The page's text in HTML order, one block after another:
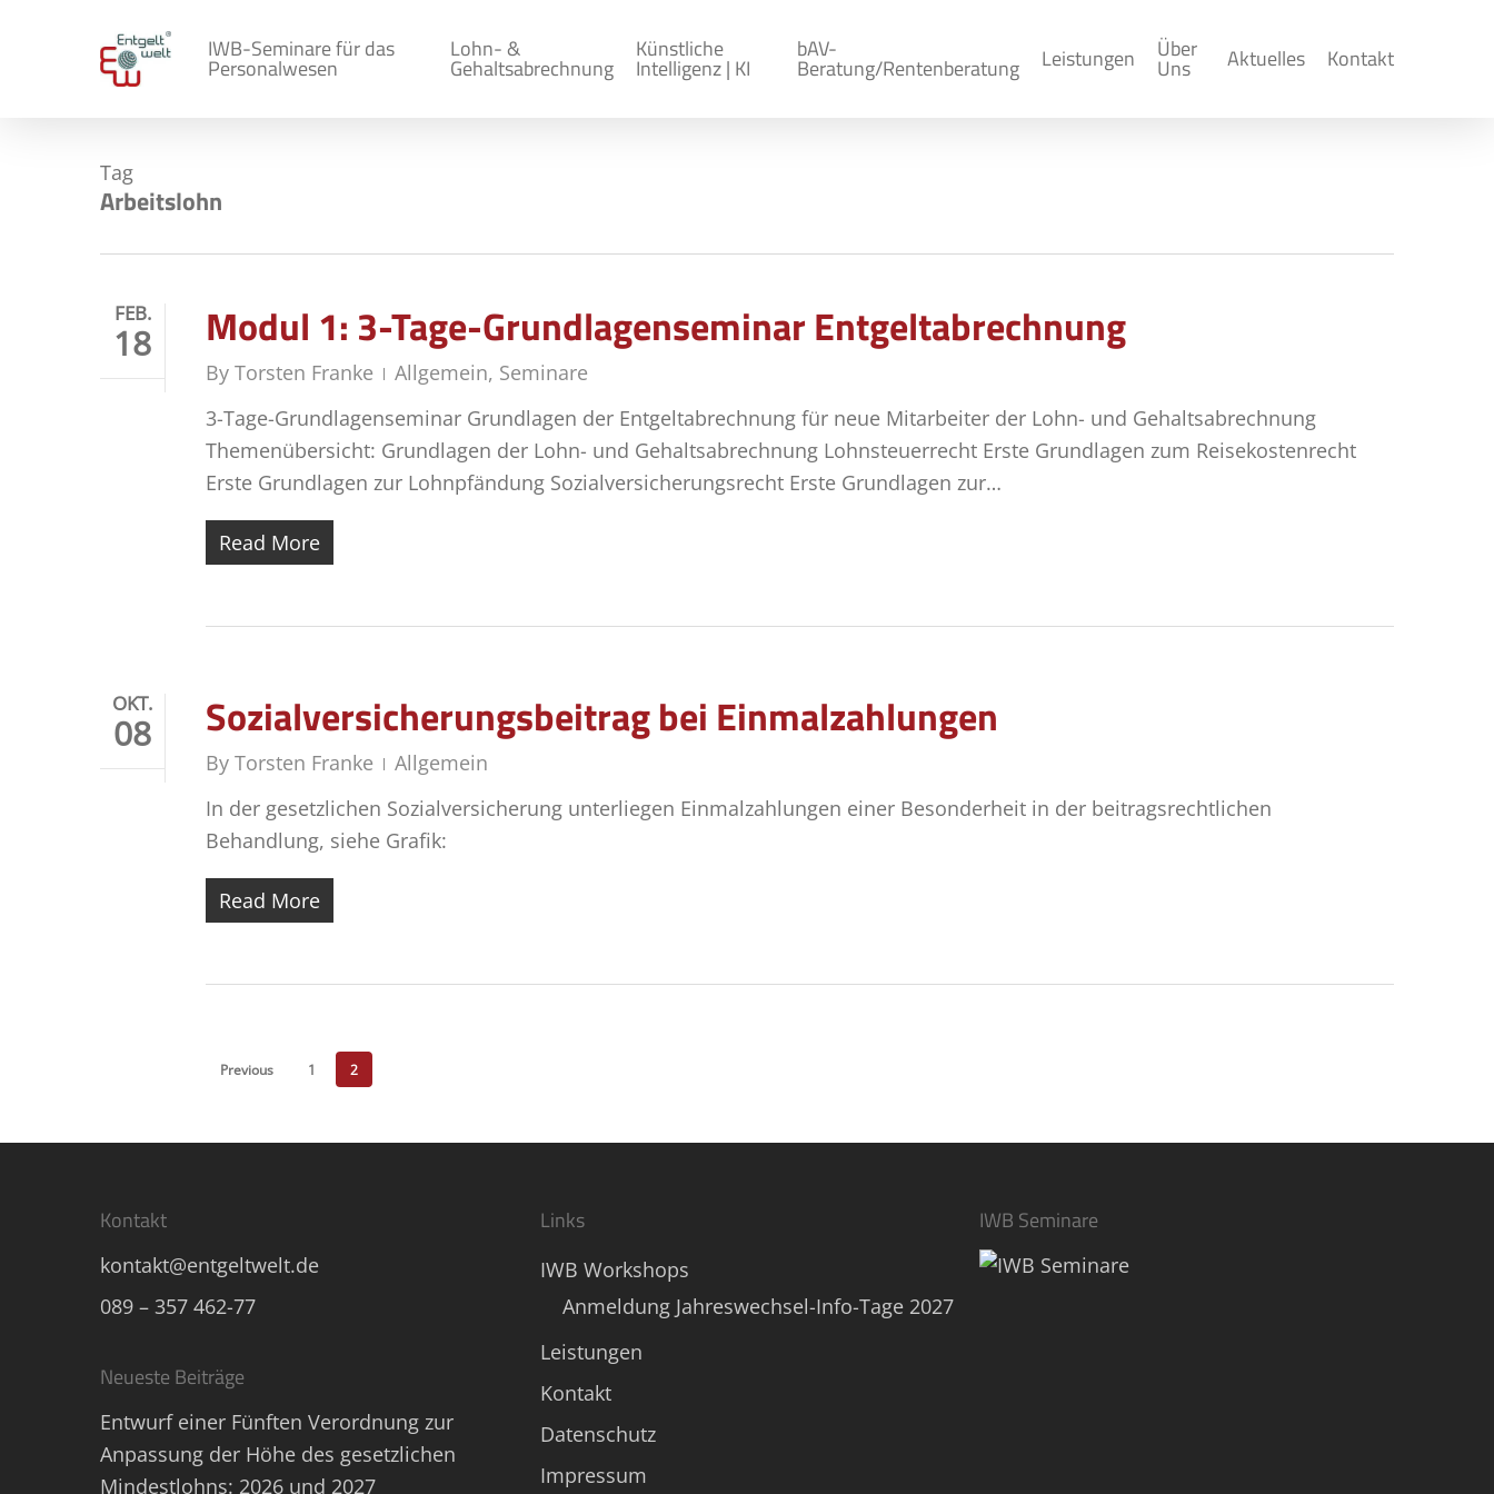
IWB-Seminare für das
Personalwesen
Lohn- &
Gehaltsabrechnung
Künstliche
Intelligenz | KI
bAV-
Beratung/Rentenberatung Leistungen Über
Uns Aktuelles Kontakt
Tag
Arbeitslohn
FEB.
18 Modul 1: 3-Tage-Grundlagenseminar Entgeltabrechnung
By Torsten Franke Allgemein, Seminare
3-Tage-Grundlagenseminar Grundlagen der Entgeltabrechnung für neue Mitarbeiter der Lohn- und Gehaltsabrechnung
Themenübersicht: Grundlagen der Lohn- und Gehaltsabrechnung Lohnsteuerrecht Erste Grundlagen zum Reisekostenrecht
Erste Grundlagen zur Lohnpfändung Sozialversicherungsrecht Erste Grundlagen zur…
Read More
OKT.
08 Sozialversicherungsbeitrag bei Einmalzahlungen
By Torsten Franke
Allgemein
In der gesetzlichen Sozialversicherung unterliegen Einmalzahlungen einer Besonderheit in der beitragsrechtlichen
Behandlung, siehe Grafik:
Read More
Previous 1 2
Kontakt
kontakt@entgeltwelt.de
089 – 357 462-77
Neueste Beiträge
Entwurf einer Fünften Verordnung zur
Anpassung der Höhe des gesetzlichen
Mindestlohns: 2026 und 2027
Links
IWB Workshops
Anmeldung Jahreswechsel-Info-Tage 2027
Leistungen
Kontakt
Datenschutz
Impressum
IWB Seminare